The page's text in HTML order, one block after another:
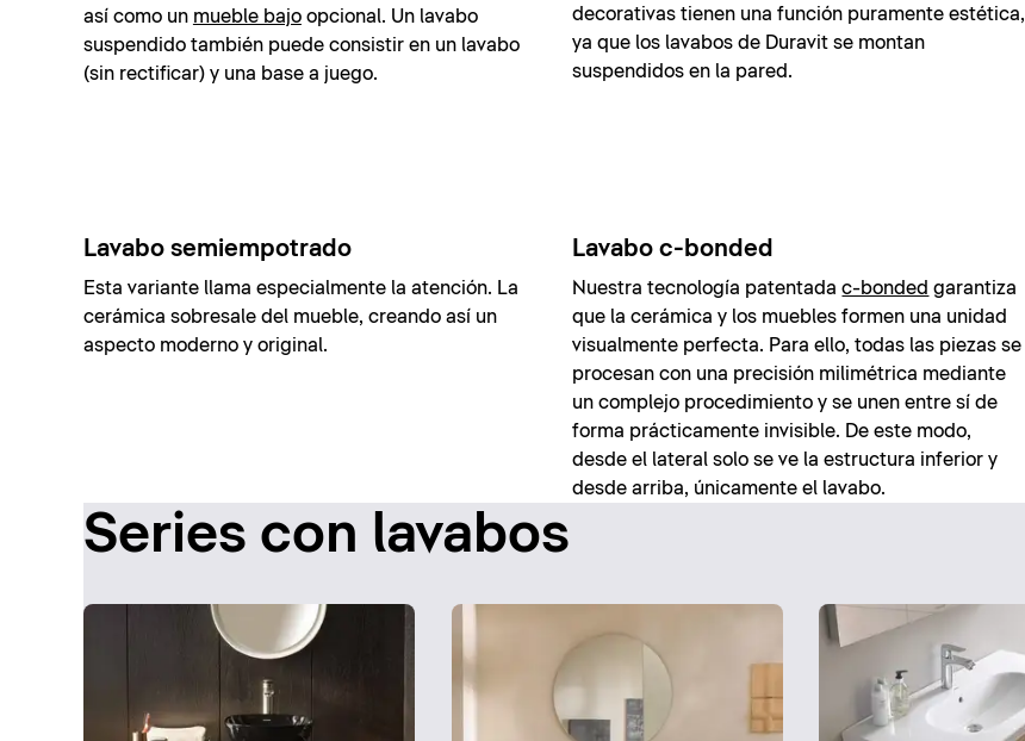
así como un mueble bajoopcional. Un lavabo
suspendido también puede consistir en un lavabo
(sin rectificar) y una base a juego.
decorativas tienen una función puramente estética,
ya que los lavabos de Duravit se montan
suspendidos en la pared.
Lavabo semiempotrado
Esta variante llama especialmente la atención. La
cerámica sobresale del mueble, creando así un
aspecto moderno y original.
Lavabo c-bonded
Nuestra tecnología patentadac-bonded garantiza
que la cerámica y los muebles formen una unidad
visualmente perfecta. Para ello, todas las piezas se
procesan con una precisión milimétrica mediante
un complejo procedimiento y se unen entre sí de
forma prácticamente invisible. De este modo,
desde el lateral solo se ve la estructura inferior y
desde arriba, únicamente el lavabo.
Series con lavabos